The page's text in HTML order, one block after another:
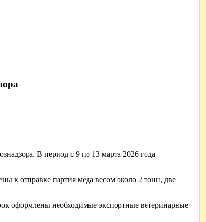
В период с 9 по 13 марта 2026 года
к отправке партия меда весом около 2 тонн, две
оформлены необходимые экспортные ветеринарные